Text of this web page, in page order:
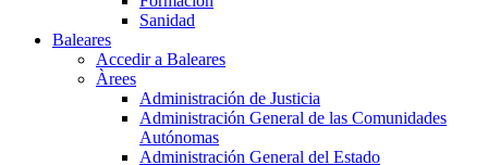
Sanidad
Baleares
Accedir a Baleares
Àrees
Administración de Justicia
Administración General de las Comunidades
Autónomas
Administración General del Estado